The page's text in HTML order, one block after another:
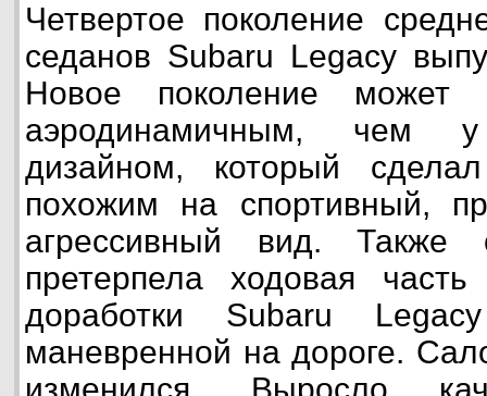
Четвертое поколение
седанов Subaru Legacy
Новое поколение может
аэродинамичным, чем у
дизайном, который
похожим на спортивный,
агрессивный вид. Также
претерпела ходовая
доработки Subaru
маневренной на дороге.